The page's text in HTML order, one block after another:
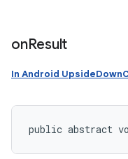
onResult
In Android
public abstract